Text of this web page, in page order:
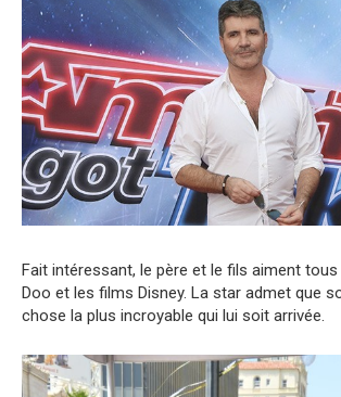
Fait intéressant, le père et le fils aiment
Doo et les films Disney. La star admet que
chose la plus incroyable qui lui soit arrivée.